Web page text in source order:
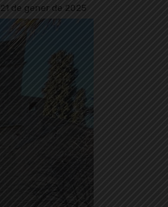
21 de gener de 2025